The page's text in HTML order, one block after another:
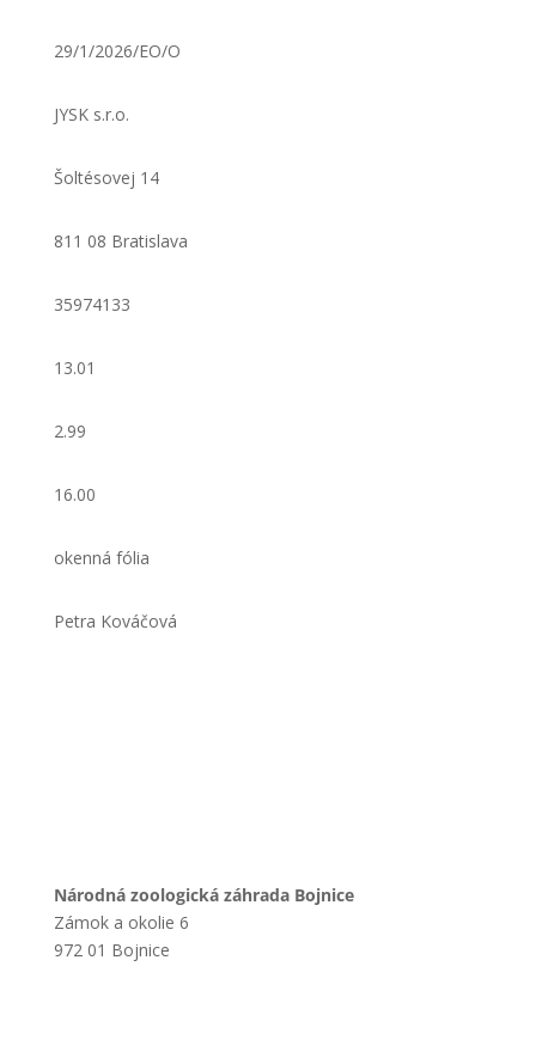
29/1/2026/EO/O
JYSK s.r.o.
Šoltésovej 14
811 08 Bratislava
35974133
13.01
2.99
16.00
okenná fólia
Petra Kováčová
Národná zoologická záhrada Bojnice
Zámok a okolie 6
972 01 Bojnice